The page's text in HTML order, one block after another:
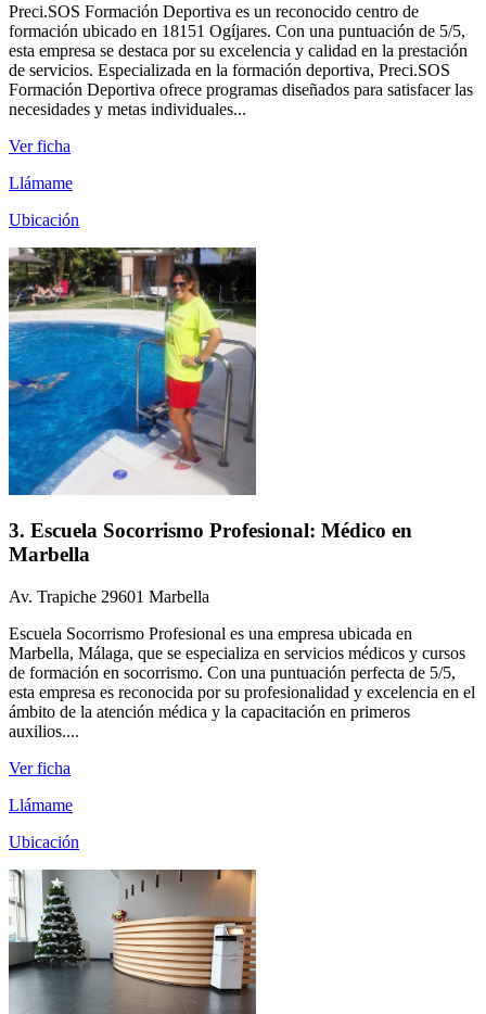
Preci.SOS Formación Deportiva es un reconocido centro de
formación ubicado en 18151 Ogíjares. Con una puntuación de 5/5,
esta empresa se destaca por su excelencia y calidad en la prestación
de servicios. Especializada en la formación deportiva, Preci.SOS
Formación Deportiva ofrece programas diseñados para satisfacer las
necesidades y metas individuales...
Ver ficha
Llámame
Ubicación
3. Escuela Socorrismo Profesional: Médico en
Marbella
Av. Trapiche 29601 Marbella
Escuela Socorrismo Profesional es una empresa ubicada en
Marbella, Málaga, que se especializa en servicios médicos y cursos
de formación en socorrismo. Con una puntuación perfecta de 5/5,
esta empresa es reconocida por su profesionalidad y excelencia en el
ámbito de la atención médica y la capacitación en primeros
auxilios....
Ver ficha
Llámame
Ubicación